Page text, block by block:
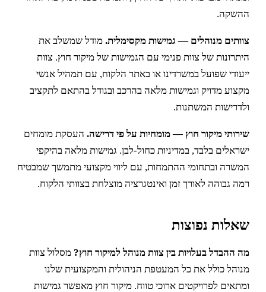
ההשקה.
צוותים מנוהלים — גמישות מקסימלית. מודל שמשלב את
היתרונות של צוות פנימי עם הגמישות של מיקור חוץ. צוות
ייעודי שפועל במשרדינו או באתר הלקוח, עם תמהיל אנשי
מקצוע מדויק וגמישות מלאה בהרכב ובגודל בהתאם לתקציב
ולדרישות המשתנות.
שירותי מיקור חוץ — מומחיות על פי דרישה. העסקת מומחים
ישראלים בלבד, במדיניות כחול-לבן. גמישות מלאה בהיקפי
המשרה ובתחומי ההתמחות, עם ליווי מקצועי מתמשך שמבטיח
רמה גבוהה לאורך זמן ואינטגרציה מוצלחת בצוותי הלקוח.
שאלות נפוצות
מה ההבדל בעלויות בין צוות מנוהל למיקור חוץ? מסלול צוות
מנוהל כולל את כל המעטפת הניהולית והמקצועית שלנו
ומתאים לפרויקטים ארוכי טווח. מיקור חוץ מאפשר גמישות